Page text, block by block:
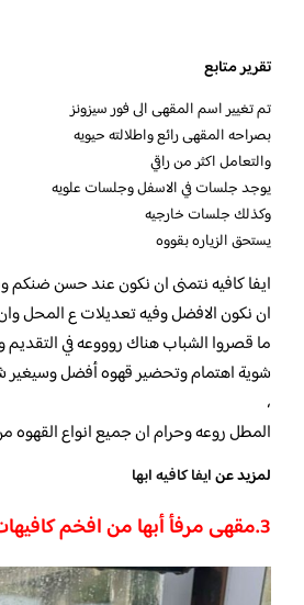
تقرير متابع
تم تغيير اسم المقهى الى فور سيزونز
بصراحه المقهى رائع واطلالته حيويه
والتعامل اكثر من راقي
يوجد جلسات في الاسفل وجلسات علويه
وكذلك جلسات خارجيه
يستحق الزياره بقووه
ايفا كافيه نتمنى ان نكون عند حسن ضنكم
ان نكون الافضل وفيه تعديلات ع المحل
ما قصروا الشباب هناك روووعه في التقديم
شوية اهتمام وتحضير قهوه أفضل وسيغير
،
المطل روعه وحرام ان جميع انواع
لمزيد عنايفا كافيه ابها
3.مقهى مرفأ أبها من افخم